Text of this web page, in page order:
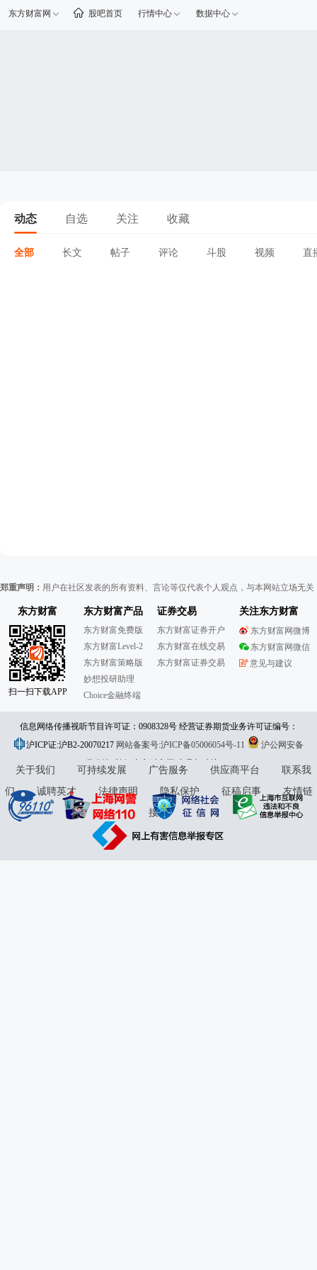
东方财富网 股吧首页 行情中心 数据中心
动态 自选 关注 收藏
全部 长文 帖子 评论 斗股 视频 直
郑重声明： 用户在社区发表的所有资料、言论等仅代表个人观点，与本网站立场无
东方财富
扫一扫下载APP
东方财富产品
东方财富免费版
东方财富Level-2
东方财富策略版
妙想投研助理
Choice金融终端
证券交易
东方财富证券开户
东方财富在线交易
东方财富证券交易
关注东方财富
东方财富网微博
东方财富网微信
意见与建议
信息网络传播视听节目许可证：0908328号 经营证券期货业务许可证编号：
913101046312860336 违法和不良信息举报:021-61278686 举报邮箱：
jubao@eastmoney.com
沪ICP证:沪B2-20070217 网站备案号:沪ICP备05006054号-11
沪公网安备
31010402000120号版权所有:东方财富网意见与建议:4000300059/952500
关于我们 可持续发展 广告服务 供应商平台
联系我
们
诚聘英才 法律声明 隐私保护 征稿启事
友情链
接